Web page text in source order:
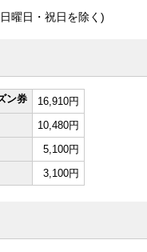
曜日・祝日を除く)
ン券
16,910円
10,480円
5,100円
3,100円